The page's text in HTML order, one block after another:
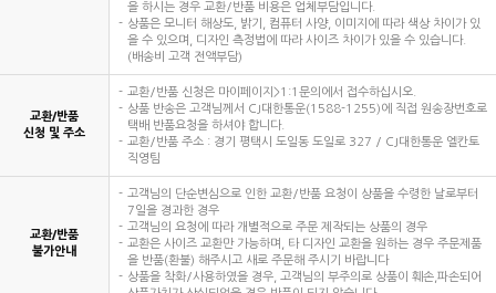
을 하시는 경우 교환/반품 비용은 업체부담입니다.
상품은 모니터 해상도, 밝기, 컴퓨터 사양, 이미지에 따라 색상 차이가 있
을 수 있으며, 디자인 측정법에 따라 사이즈 차이가 있을 수 있습니다.
(배송비 고객 전액부담)
교환/반품
신청 및 주소
교환/반품 신청은 마이페이지>1:1문의에서 접수하십시오.
상품 반송은 고객님께서 CJ대한통운(1588-1255)에 직접 원송장번호로
택배 반품요청을 하셔야 합니다.
교환/반품 주소 : 경기 평택시 도일동 도일로 327 / CJ대한통운 엘칸토
직영팀
교환/반품
불가안내
고객님의 단순변심으로 인한 교환/반품 요청이 상품을 수령한 날로부터
7일을 경과한 경우
고객님의 요청에 따라 개별적으로 주문 제작되는 상품의 경우
교환은 사이즈 교환만 가능하며, 타 디자인 교환을 원하는 경우 주문제품
을 반품(환불) 해주시고 새로 주문해 주시기 바랍니다
상품을 착화/사용하였을 경우, 고객님의 부주의로 상품이 훼손,파손되어